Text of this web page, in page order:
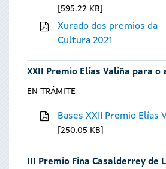
595.22 KB
Xurado dos premios da
Cultura 2021
XXII Premio Elías Valiña para o
EN TRÁMITE
Bases XXII Premio Elías
250.05 KB
III Premio Fina Casalderrey de